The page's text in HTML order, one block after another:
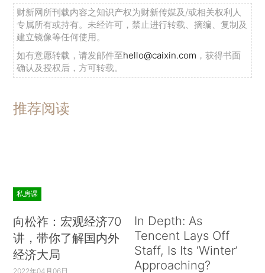
好政治生态。
（二）动员人民群众团结奋斗。充分发扬民
主，贯彻党的群众路线，提高宣传和组织群众能
力，加强经济社会发展重大问题和涉及群众切身利
人民建设祖国的主人翁意识。
全社会推进改革发展、维护社会和谐稳定的共识和
力量。高度重视做好意识形态领域工作，切实维护
意识形态安全。
巩固和发展最广泛的爱国统一战线，全面落实
党的知识分子、民族、宗教、侨务等政策，充分发
财新网所刊载内容之知识产权为财新传媒及/或相关权利人
专属所有或持有。未经许可，禁止进行转载、摘编、复制及
建立镜像等任何使用。
如有意愿转载，请发邮件至hello@caixin.com ，获得书面
确认及授权后，方可转载。
推荐阅读
私房课
向松祚：宏观经济70
讲，带你了解国内外
经济大局
2022年04月06日
In Depth: As
Tencent Lays Off
Staff, Is Its ‘Winter’
Approaching?